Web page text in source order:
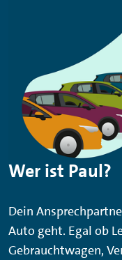
Wer ist Paul?
Dein
Auto geht. Egal ob
Gebrauchtwagen,